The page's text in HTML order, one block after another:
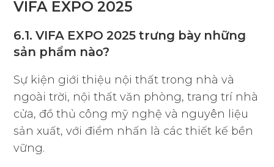
VIFA EXPO 2025
6.1. VIFA EXPO 2025 trưng bày những
sản phẩm nào?
Sự kiện giới thiệu nội thất trong nhà và
ngoài trời, nội thất văn phòng, trang trí nhà
cửa, đồ thủ công mỹ nghệ và nguyên liệu
sản xuất, với điểm nhấn là các thiết kế bền
vững.